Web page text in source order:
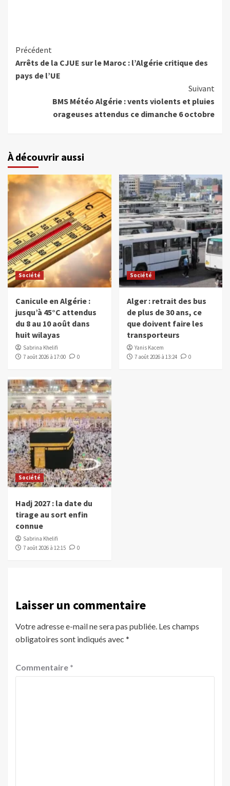
Précédent
Arrêts de la CJUE sur le Maroc : l’Algérie critique des
pays de l’UE
Suivant
BMS Météo Algérie : vents violents et pluies
orageuses attendus ce dimanche 6 octobre
À découvrir aussi
Société
Canicule en Algérie :
jusqu’à 45°C attendus
du 8 au 10 août dans
huit wilayas
Sabrina Khelifi
7 août 2026 à 17:00
0
Société
Alger : retrait des bus
de plus de 30 ans, ce
que doivent faire les
transporteurs
Yanis Kacem
7 août 2026 à 13:24
0
Société
Hadj 2027 : la date du
tirage au sort enfin
connue
Sabrina Khelifi
7 août 2026 à 12:15
0
Laisser un commentaire
Votre adresse e-mail ne sera pas publiée. Les champs
obligatoires sont indiqués avec *
Commentaire *